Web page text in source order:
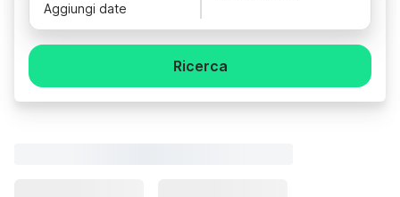
Aggiungi date
Ricerca